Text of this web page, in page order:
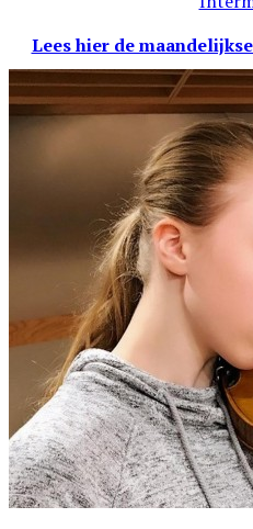
Lees hier de